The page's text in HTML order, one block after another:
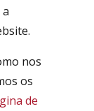
nos
os
de